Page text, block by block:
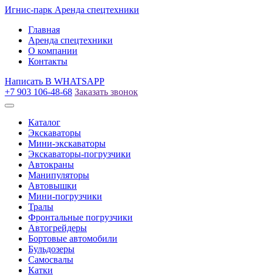
Игнис-парк Аренда спецтехники
Главная
Аренда спецтехники
О компании
Контакты
Написать В WHATSAPP
+7 903 106-48-68 Заказать звонок
Каталог
Экскаваторы
Мини-экскаваторы
Экскаваторы-погрузчики
Автокраны
Манипуляторы
Автовышки
Мини-погрузчики
Тралы
Фронтальные погрузчики
Автогрейдеры
Бортовые автомобили
Бульдозеры
Самосвалы
Катки